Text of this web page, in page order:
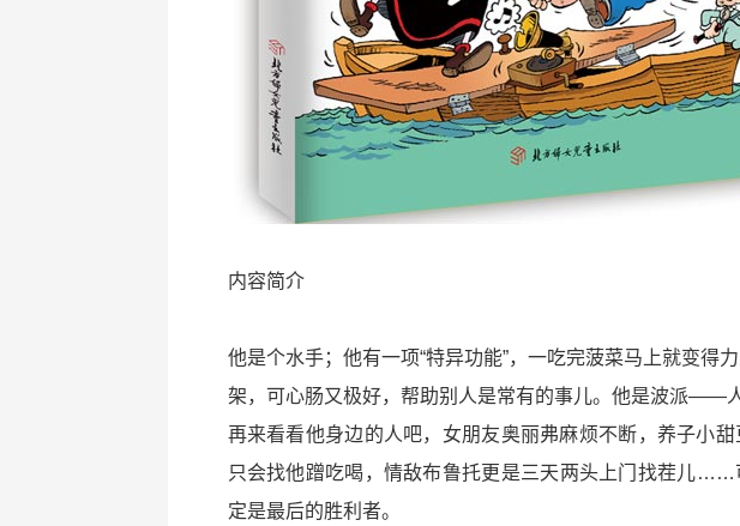
内容简介
他是个水手；他有一项“特异功能”，一吃完菠菜马上就变得
架，可心肠又极好，帮助别人是常有的事儿。他是波派——人
再来看看他身边的人吧，女朋友奥丽弗麻烦不断，养子小
只会找他蹭吃喝，情敌布鲁托更是三天两头上门找茬儿……
定是最后的胜利者。